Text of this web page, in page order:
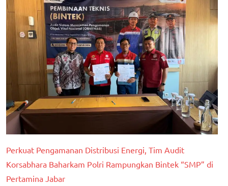
Perkuat Pengamanan Distribusi Energi, Tim Audit
Korsabhara Baharkam Polri Rampungkan Bintek “SMP” di
Pertamina Jabar